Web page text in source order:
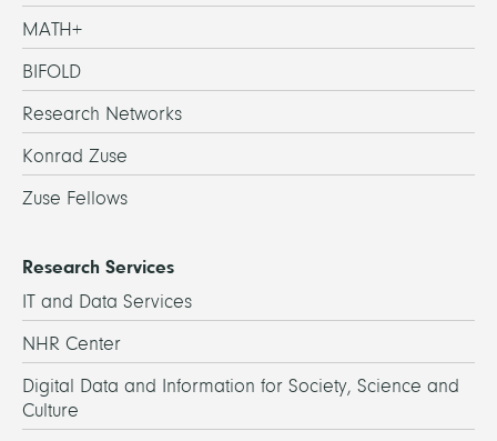
MATH+
BIFOLD
Research Networks
Konrad Zuse
Zuse Fellows
Research Services
IT and Data Services
NHR Center
Digital Data and Information for Society, Science and
Culture